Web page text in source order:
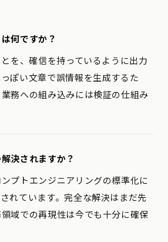
何ですか？
を、確信を持っているように出力
ぽい文章で誤情報を生成するた
務への組み込みには検証の仕組み
決されますか？
プトエンジニアリングの標準化に
れています。完全な解決はまだ先
域での再現性は今でも十分に確保